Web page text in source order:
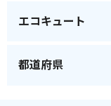
エコキュート